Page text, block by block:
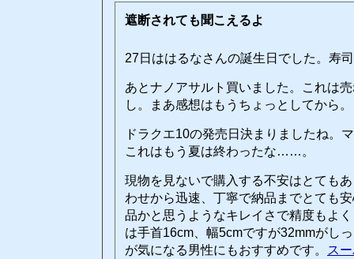
遮断されても聞こえるよ
27日ははるなさんの誕生日でした。寿
あとナノアサルト買いました。これは
し。まあ感想はもうちょっとしてから。
ドラクエ10の発売日決まりましたね。
これはもう夏は終わったな……。
現物を見ないで購入する不安はとても
わせから迅速、丁寧で納品までとても
品かと思うようなキレイさで精度もよ
は手首16cm、幅5cmですが32mmがし
が気になる男性にもおすすめです。
ス